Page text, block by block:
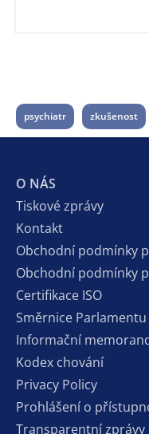
psychiatr zkušenost
O NÁS
Tiskové zprávy
Kontakt
Obchodní podmínky
Obchodní podmínky
Certifikace ISO
Směrnice Parlamentu
Informační
Kodex chování
Privacy Policy
Prohlášení o
Transparentní zprávy